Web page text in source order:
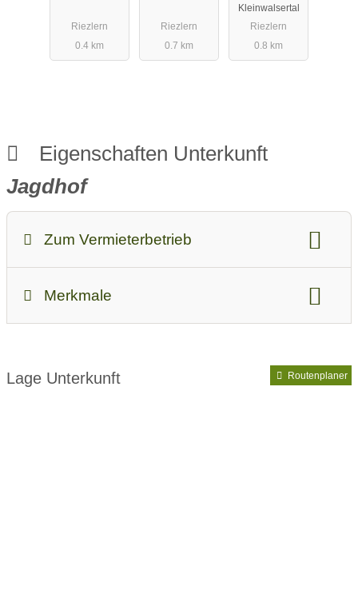
Riezlern
0.4 km
Riezlern
0.7 km
Kleinwalsertal
Riezlern
0.8 km
Eigenschaften Unterkunft
Jagdhof
Zum Vermieterbetrieb
Merkmale
Lage Unterkunft Routenplaner